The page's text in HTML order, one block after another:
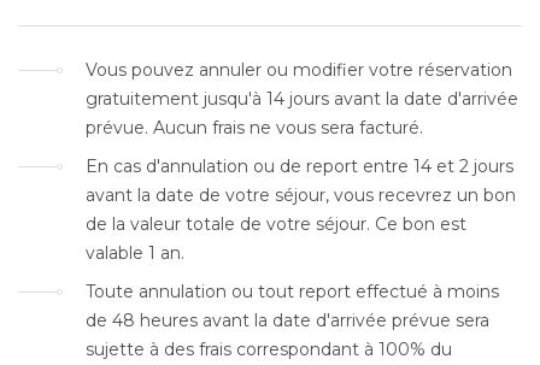
Texte
Vous pouvez annuler ou modifier votre réservation
gratuitement jusqu'à 14 jours avant la date d'arrivée
prévue. Aucun frais ne vous sera facturé.
En cas d'annulation ou de report entre 14 et 2 jours
avant la date de votre séjour, vous recevrez un bon
de la valeur totale de votre séjour. Ce bon est
valable 1 an.
Toute annulation ou tout report effectué à moins
de 48 heures avant la date d'arrivée prévue sera
sujette à des frais correspondant à 100% du